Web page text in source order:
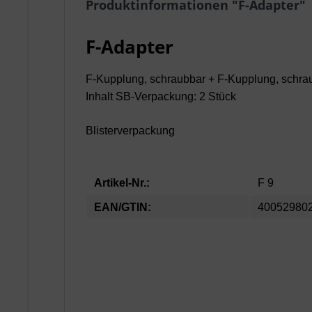
Produktinformationen "F-Adapter"
F-Adapter
F-Kupplung, schraubbar + F-Kupplung,
Inhalt SB-Verpackung: 2 Stück
Blisterverpackung
Artikel-Nr.: F 9
EAN/GTIN: